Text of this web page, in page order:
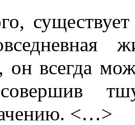
всегда
<…>